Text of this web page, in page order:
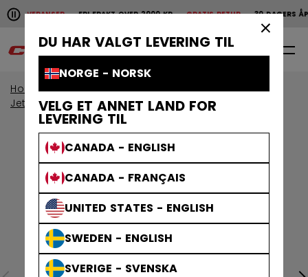
DU HAR VALGT LEVERING TIL
NORGE - NORSK
VELG ET ANNET LAND FOR
LEVERING TIL
CANADA - ENGLISH
CANADA - FRANÇAIS
UNITED STATES - ENGLISH
SWEDEN - ENGLISH
SVERIGE - SVENSKA
Pause the horizontal scroll animation.
LEVERANSERFRI FRAKT OVER 2000 KRGRATIS RETUR30 DAGERS
Raske leveranser Fri frakt over 2000 krGratis
0
Home Hockeykøller
Se alle Hockeykøller
Jetspeed-Hockeykøller